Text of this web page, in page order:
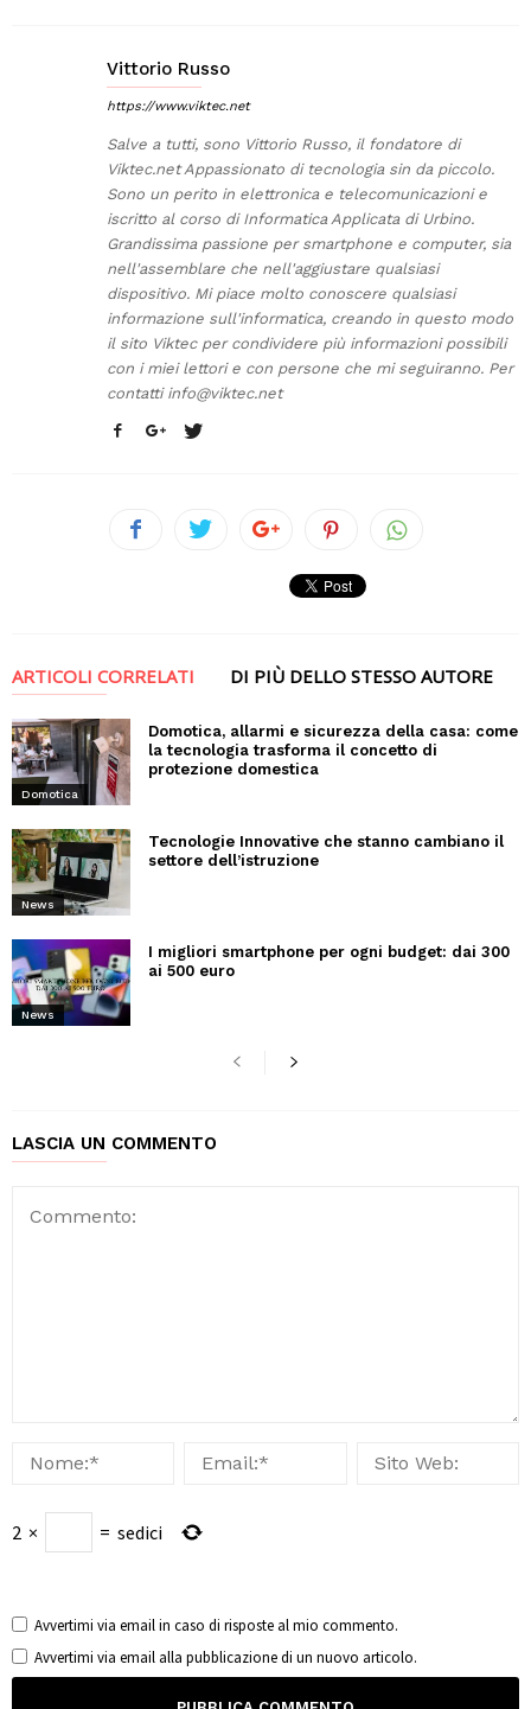
Vittorio Russo
https://www.viktec.net
Salve a tutti, sono Vittorio Russo, il fondatore di
Viktec.net Appassionato di tecnologia sin da piccolo.
Sono un perito in elettronica e telecomunicazioni e
iscritto al corso di Informatica Applicata di Urbino.
Grandissima passione per smartphone e computer, sia
nell'assemblare che nell'aggiustare qualsiasi
dispositivo. Mi piace molto conoscere qualsiasi
informazione sull'informatica, creando in questo modo
il sito Viktec per condividere più informazioni possibili
con i miei lettori e con persone che mi seguiranno. Per
contatti info@viktec.net
ARTICOLI CORRELATI DI PIÙ DELLO STESSO AUTORE
Domotica
Domotica, allarmi e sicurezza della casa: come
la tecnologia trasforma il concetto di
protezione domestica
News
Tecnologie Innovative che stanno cambiano il
settore dell’istruzione
News
I migliori smartphone per ogni budget: dai 300
ai 500 euro
LASCIA UN COMMENTO
2 × = sedici
Avvertimi via email in caso di risposte al mio commento.
Avvertimi via email alla pubblicazione di un nuovo articolo.